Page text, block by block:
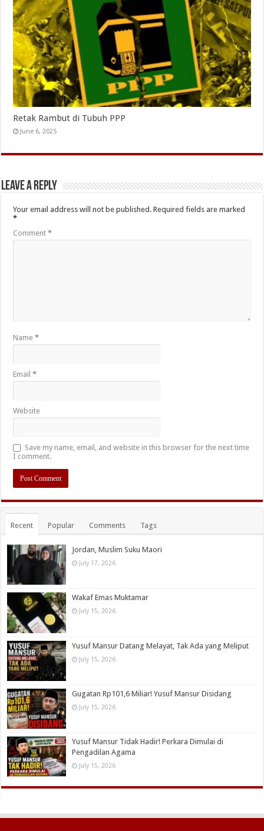
Retak Rambut di Tubuh PPP
June 6, 2025
Leave a Reply
Your email address will not be published. Required fields are marked
*
Comment*
Name*
Email*
Website
Save my name, email, and website in this browser for the next time
I comment.
Recent Popular Comments Tags
Jordan, Muslim Suku Maori
July 17, 2026
Wakaf Emas Muktamar
July 15, 2026
Yusuf Mansur Datang Melayat, Tak Ada yang Meliput
July 15, 2026
Gugatan Rp101,6 Miliar! Yusuf Mansur Disidang
July 15, 2026
Yusuf Mansur Tidak Hadir! Perkara Dimulai di
Pengadilan Agama
July 15, 2026